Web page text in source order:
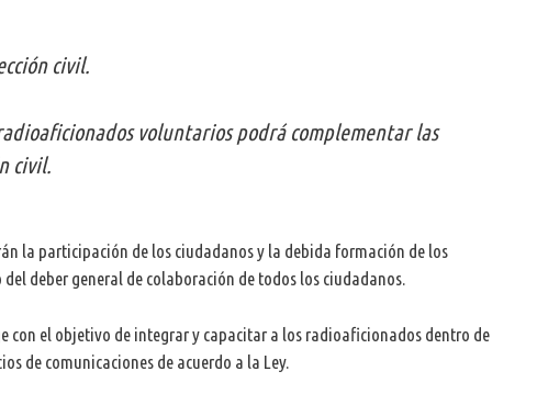
civil.
voluntarios podrá complementar las
civil.
la participación de los ciudadanos y la debida formación de los
deber general de colaboración de todos los ciudadanos.
con el objetivo de integrar y capacitar a los radioaficionados dentro de
de comunicaciones de acuerdo a la Ley.